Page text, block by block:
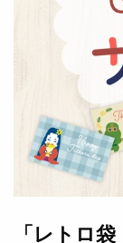
「レトロ